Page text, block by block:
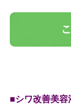
■シワ改善美容